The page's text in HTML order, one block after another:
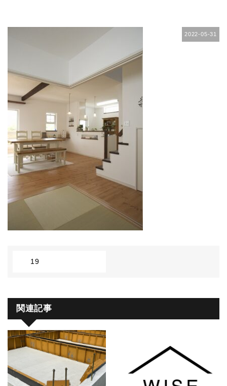
2022-05-31
19
関連記事